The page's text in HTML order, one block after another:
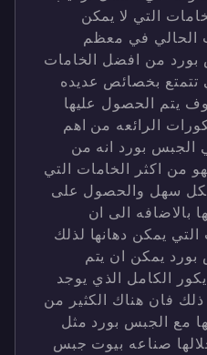
التي لا يمكن
الحالي في معظم
بورد من افضل الخامات
تتمتع بخصائص عديده
يتم الحصول عليها
الرائعه من اهم
الجبس بورد انه من
من اكثر الخامات التي
سهل والحصول على
بالاضافه الى ان
يمكن دهانها لذلك
يمكن ان يتم
الكامل الذي يوجد
فان هناك الكثير من
مع الجبس بورد مثل
صناعه بيوت جبس